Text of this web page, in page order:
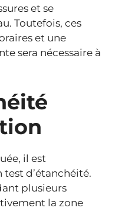
et se
Toutefois, ces
et une
sera nécessaire à
il est
d’étanchéité.
plusieurs
la zone